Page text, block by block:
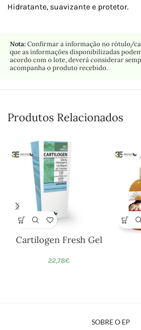
Hidratante, suavizante e protetor.
Nota:Confirmar a informação no rótulo/
que as informações disponibilizadas
acordo com o lote, deverá considerar
acompanha o produto recebido.
Produtos Relacionados
Cartilogen Fresh Gel
22,78€
SOBRE O EP